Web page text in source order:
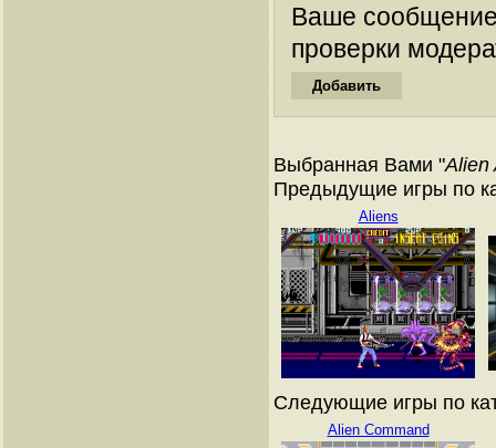
Ваше
проверки
Выбранная Вами "Alien
Предыдущие игры по
Aliens
Следующие игры по
Alien Command